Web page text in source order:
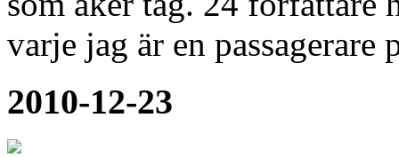
varje jag är en
2010-12-23